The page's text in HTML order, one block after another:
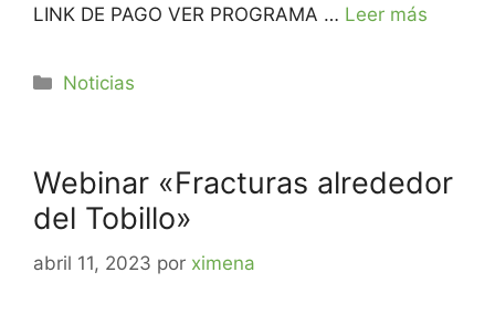
LINK DE PAGO VER PROGRAMA … Leer más
Noticias
Webinar «Fracturas alrededor
del Tobillo»
abril 11, 2023 por ximena